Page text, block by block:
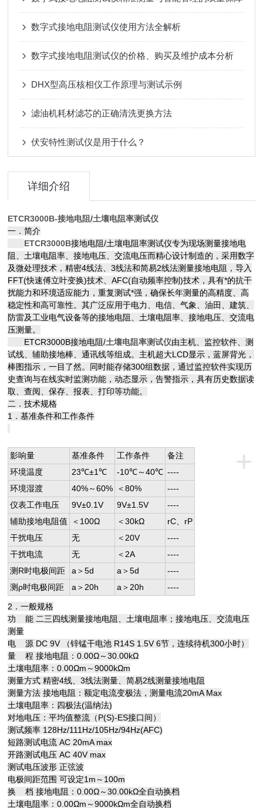
数字式接地电阻测试仪使用方法全解析
数字式接地电阻测试仪的价格、购买及维护成本分析
DHX型高压核相仪工作原理与测试示例
滤油机耗材滤芯的正确清洗更换方法
伏安特性测试仪是用于什么？
详细介绍
ETCR3000B-接地电阻/土壤电阻率测试仪
一．简介
ETCR3000B接地电阻/土壤电阻率测试仪专为现场测量接地电
阻、土壤电阻率、接地电压、交流电压而精心设计制造的，采用数字
及微处理技术，精密4线法、3线法和简易2线法测量接地电阻，导入
FFT(快速傅立叶变换)技术、AFC(自动频率控制)技术，具有*的抗干
扰能力和环境适应能力，重复测试*强，确保长年测量的高精度、高
稳定性和高可靠性。其广泛应用于电力、电信、气象、油田、建筑、
防雷及工业电气设备等的接地电阻、土壤电阻率、接地电压、交流电
压测量。
ETCR3000B接地电阻/土壤电阻率测试仪由主机、监控软件、测
试线、辅助接地棒、通讯线等组成。主机超大LCD显示，蓝屏背光，
棒图指示，一目了然。同时能存储300组数据，通过监控软件实现历
史查询与在线实时监测功能，动态显示，告警指示，具有历史数据读
取、查阅、保存、报表、打印等功能。
二．技术规格
1．基准条件和工作条件
+
影响量 基准条件 工作条件
备注
环境温度
23℃±1℃ -10℃～40℃ ----
环境湿渡
40%～60% ＜80%
----
仪表工作电压
9V±0.1V 9V±1.5V
----
辅助接地电阻值
＜100Ω ＜30kΩ
rC、rP
干扰电压
无 ＜20V
----
干扰电流
无 ＜2A
----
测R时电极间距
a＞5d a＞5d
----
测ρ时电极间距
a＞20h a＞20h ----
2．一般规格
功 能 二三四线测量接地电阻、土壤电阻率；接地电压、交流电压
测量
电 源 DC 9V （锌锰干电池 R14S 1.5V 6节，连续待机300小时）
量 程 接地电阻：0.00Ω～30.00kΩ
土壤电阻率：0.00Ωm～9000kΩm
测量方式 精密4线、3线法测量、简易2线测量接地电阻
测量方法 接地电阻：额定电流变极法，测量电流20mA Max
土壤电阻率：四极法(温纳法)
对地电压：平均值整流（P(S)-ES接口间）
测试频率 128Hz/111Hz/105Hz/94Hz(AFC)
短路测试电流 AC 20mA max
开路测试电压 AC 40V max
测试电压波形 正弦波
电极间距范围 可设定1m～100m
换 档 接地电阻：0.00Ω～30.00kΩ全自动换档
土壤电阻率：0.00Ωm～9000kΩm全自动换档